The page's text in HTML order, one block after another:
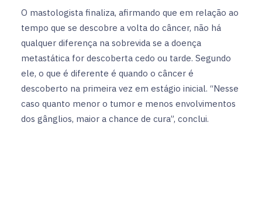
O mastologista finaliza, afirmando que em relação ao
tempo que se descobre a volta do câncer, não há
qualquer diferença na sobrevida se a doença
metastática for descoberta cedo ou tarde. Segundo
ele, o que é diferente é quando o câncer é
descoberto na primeira vez em estágio inicial. “Nesse
caso quanto menor o tumor e menos envolvimentos
dos gânglios, maior a chance de cura”, conclui.